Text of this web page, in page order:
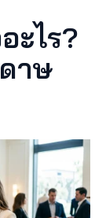
ะไร?
าษ